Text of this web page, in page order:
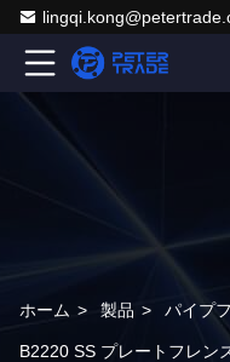
ホーム > 製品 > パイプ
B2220 SS プレートフレン